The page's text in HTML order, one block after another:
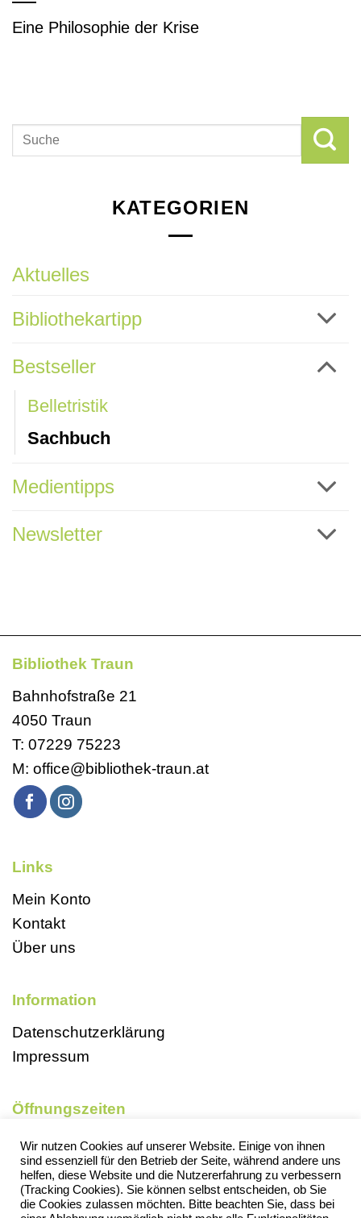
Eine Philosophie der Krise
KATEGORIEN
Aktuelles
Bibliothekartipp
Bestseller
Belletristik
Sachbuch
Medientipps
Newsletter
Bibliothek Traun
Bahnhofstraße 21
4050 Traun
T: 07229 75223
M: office@bibliothek-traun.at
Links
Mein Konto
Kontakt
Über uns
Information
Datenschutzerklärung
Impressum
Öffnungszeiten
Mo, So und Feiertags geschlossen
Di 9-18 Uhr
Mi 13-18 Uhr
Do 13-18 Uhr
Wir nutzen Cookies auf unserer Website. Einige von ihnen
sind essenziell für den Betrieb der Seite, während andere uns
helfen, diese Website und die Nutzererfahrung zu verbessern
(Tracking Cookies). Sie können selbst entscheiden, ob Sie
die Cookies zulassen möchten. Bitte beachten Sie, dass bei